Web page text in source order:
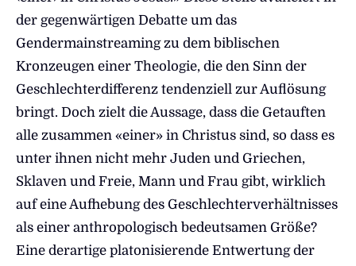
der gegenwärtigen Debatte um das
Gendermainstreaming zu dem biblischen
Kronzeugen einer Theologie, die den Sinn der
Geschlechterdifferenz tendenziell zur Auflösung
bringt. Doch zielt die Aussage, dass die Getauften
alle zusammen «einer» in Christus sind, so dass es
unter ihnen nicht mehr Juden und Griechen,
Sklaven und Freie, Mann und Frau gibt, wirklich
auf eine Aufhebung des Geschlechterverhältnisses
als einer anthropologisch bedeutsamen Größe?
Eine derartige platonisierende Entwertung der